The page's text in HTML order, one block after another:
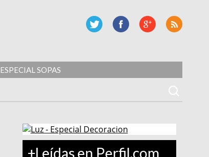
ESPECIAL SOPAS
+Leídas en Perfil.com